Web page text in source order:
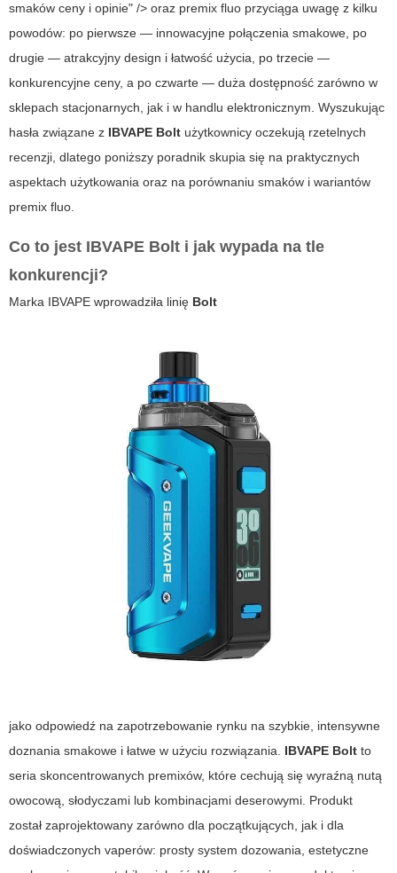
smaków ceny i opinie" /> oraz premix fluo przyciąga uwagę z kilku
powodów: po pierwsze — innowacyjne połączenia smakowe, po
drugie — atrakcyjny design i łatwość użycia, po trzecie —
konkurencyjne ceny, a po czwarte — duża dostępność zarówno w
sklepach stacjonarnych, jak i w handlu elektronicznym. Wyszukując
hasła związane z IBVAPE Bolt użytkownicy oczekują rzetelnych
recenzji, dlatego poniższy poradnik skupia się na praktycznych
aspektach użytkowania oraz na porównaniu smaków i wariantów
premix fluo.
Co to jest IBVAPE Bolt i jak wypada na tle
konkurencji?
Marka IBVAPE wprowadziła linię Bolt
jako odpowiedź na zapotrzebowanie rynku na szybkie, intensywne
doznania smakowe i łatwe w użyciu rozwiązania. IBVAPE Bolt to
seria skoncentrowanych premixów, które cechują się wyraźną nutą
owocową, słodyczami lub kombinacjami deserowymi. Produkt
został zaprojektowany zarówno dla początkujących, jak i dla
doświadc­zonych vaperów: prosty system dozowania, estetyczne